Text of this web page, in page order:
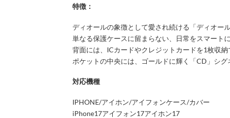
特徴：
ディオールの象徴として愛され続ける「ディオー
単なる保護ケースに留まらない、日常をスマート
背面には、ICカードやクレジットカードを1枚収
ポケットの中央には、ゴールドに輝く「CD」シ
対応機種
IPHONE/アイホン/アイフォンケース/カバー
iPhone17アイフォン17アイホン17